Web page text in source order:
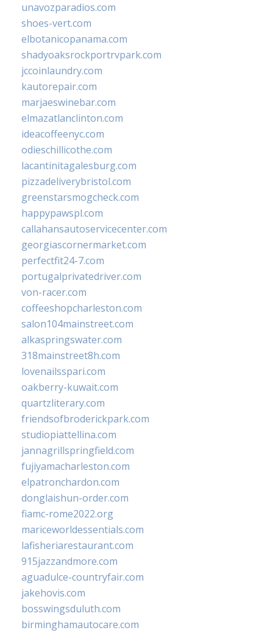
unavozparadios.com
shoes-vert.com
elbotanicopanama.com
shadyoaksrockportrvpark.com
jccoinlaundry.com
kautorepair.com
marjaeswinebar.com
elmazatlanclinton.com
ideacoffeenyc.com
odieschillicothe.com
lacantinitagalesburg.com
pizzadeliverybristol.com
greenstarsmogcheck.com
happypawspl.com
callahansautoservicecenter.com
georgiascornermarket.com
perfectfit24-7.com
portugalprivatedriver.com
von-racer.com
coffeeshopcharleston.com
salon104mainstreet.com
alkaspringswater.com
318mainstreet8h.com
lovenailsspari.com
oakberry-kuwait.com
quartzliterary.com
friendsofbroderickpark.com
studiopiattellina.com
jannagrillspringfield.com
fujiyamacharleston.com
elpatronchardon.com
donglaishun-order.com
fiamc-rome2022.org
mariceworldessentials.com
lafisheriarestaurant.com
915jazzandmore.com
aguadulce-countryfair.com
jakehovis.com
bosswingsduluth.com
birminghamautocare.com